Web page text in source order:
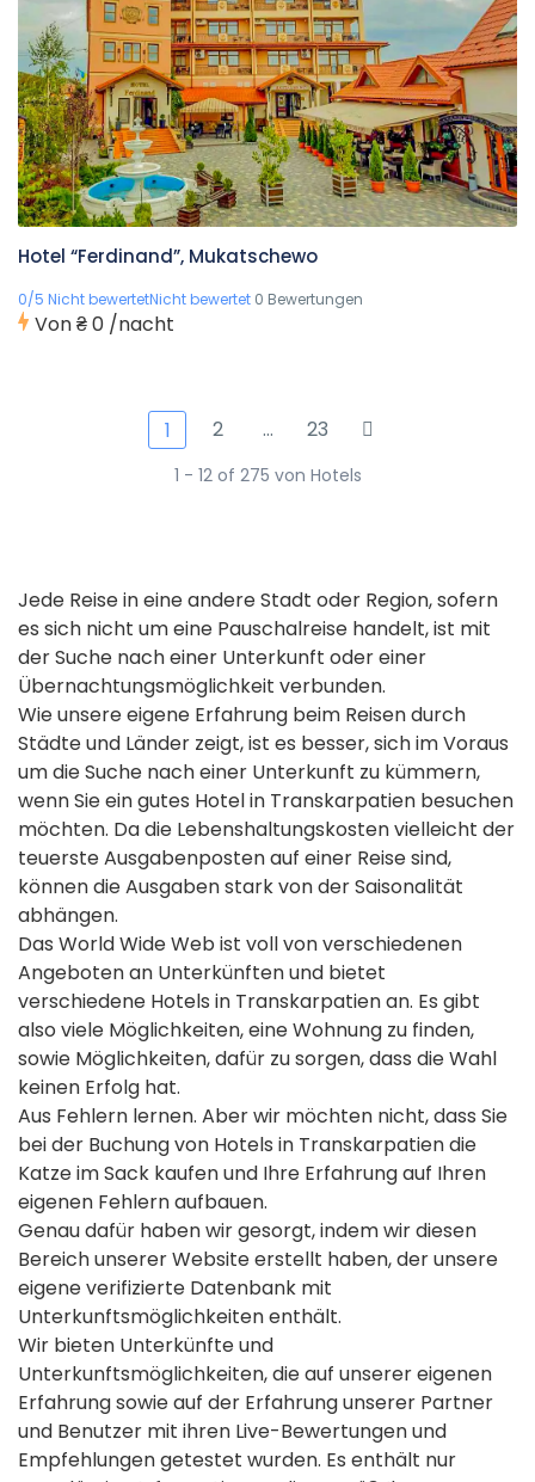
Hotel “Ferdinand”, Mukatschewo
0/5 Nicht bewertetNicht bewertet 0 Bewertungen
Von₴ 0 /nacht
1 2 … 23
1 - 12 of 275 von Hotels
Jede Reise in eine andere Stadt oder Region, sofern
es sich nicht um eine Pauschalreise handelt, ist mit
der Suche nach einer Unterkunft oder einer
Übernachtungsmöglichkeit verbunden.
Wie unsere eigene Erfahrung beim Reisen durch
Städte und Länder zeigt, ist es besser, sich im Voraus
um die Suche nach einer Unterkunft zu kümmern,
wenn Sie ein gutes Hotel in Transkarpatien besuchen
möchten. Da die Lebenshaltungskosten vielleicht der
teuerste Ausgabenposten auf einer Reise sind,
können die Ausgaben stark von der Saisonalität
abhängen.
Das World Wide Web ist voll von verschiedenen
Angeboten an Unterkünften und bietet
verschiedene Hotels in Transkarpatien an. Es gibt
also viele Möglichkeiten, eine Wohnung zu finden,
sowie Möglichkeiten, dafür zu sorgen, dass die Wahl
keinen Erfolg hat.
Aus Fehlern lernen. Aber wir möchten nicht, dass Sie
bei der Buchung von Hotels in Transkarpatien die
Katze im Sack kaufen und Ihre Erfahrung auf Ihren
eigenen Fehlern aufbauen.
Genau dafür haben wir gesorgt, indem wir diesen
Bereich unserer Website erstellt haben, der unsere
eigene verifizierte Datenbank mit
Unterkunftsmöglichkeiten enthält.
Wir bieten Unterkünfte und
Unterkunftsmöglichkeiten, die auf unserer eigenen
Erfahrung sowie auf der Erfahrung unserer Partner
und Benutzer mit ihren Live-Bewertungen und
Empfehlungen getestet wurden. Es enthält nur